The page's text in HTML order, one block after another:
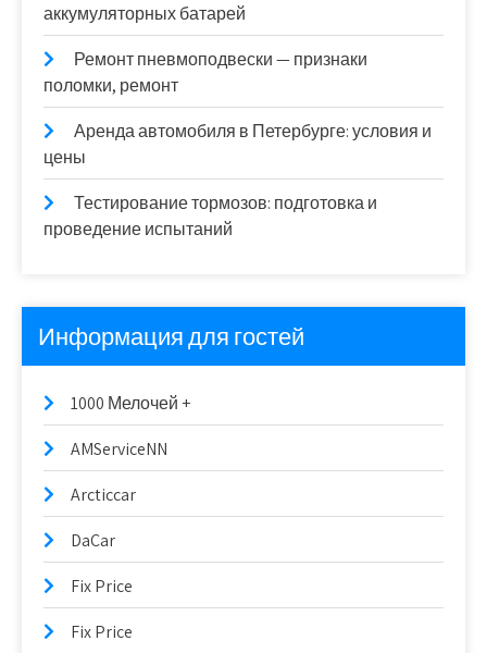
аккумуляторных батарей
Ремонт пневмоподвески — признаки
поломки, ремонт
Аренда автомобиля в Петербурге: условия и
цены
Тестирование тормозов: подготовка и
проведение испытаний
Информация для гостей
1000 Мелочей +
AMServiceNN
Arcticcar
DaCar
Fix Price
Fix Price